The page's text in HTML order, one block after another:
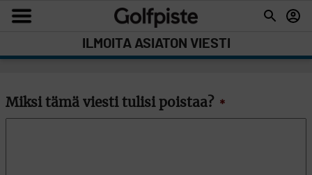
ILMOITA ASIATON VIESTI
Miksi tämä viesti tulisi poistaa? *